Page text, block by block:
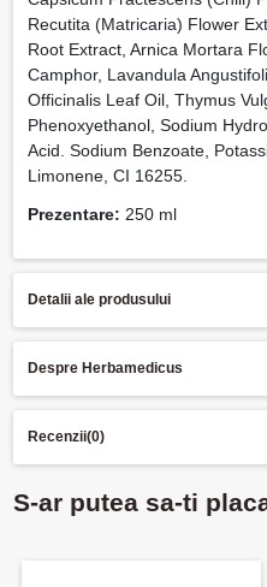
Recutita (Matricaria) Flower
Root Extract, Arnica Mortara
Camphor, Lavandula
Officinalis Leaf Oil, Thymus
Phenoxyethanol, Sodium
Acid. Sodium Benzoate,
Limonene, CI 16255.
Prezentare: 250 ml
Detalii ale produsului
Despre Herbamedicus
Recenzii(0)
S-ar putea sa-ti